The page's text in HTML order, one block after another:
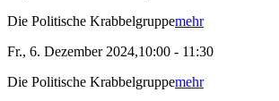
Die Politische Krabbelgruppemehr
Fr., 6. Dezember 2024,10:00 - 11:30
Die Politische Krabbelgruppemehr